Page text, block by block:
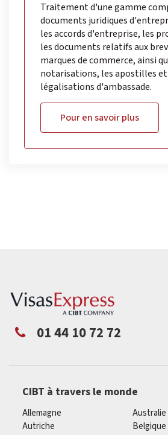
Traitement d'une gamme
documents juridiques
les accords d'entreprise, les
les documents relatifs aux
marques de commerce, ainsi
notarisations, les apostilles
légalisations d'ambassade.
Pour en savoir plus
01 44 10 72 72
CIBT à travers le monde
Allemagne
Australie
Autriche
Belgique